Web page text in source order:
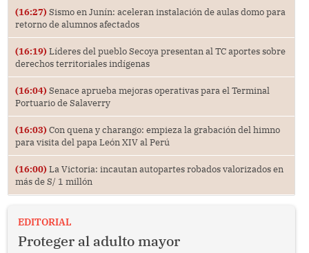
(16:27) Sismo en Junín: aceleran instalación de aulas domo para
retorno de alumnos afectados
(16:19) Líderes del pueblo Secoya presentan al TC aportes sobre
derechos territoriales indígenas
(16:04) Senace aprueba mejoras operativas para el Terminal
Portuario de Salaverry
(16:03) Con quena y charango: empieza la grabación del himno
para visita del papa León XIV al Perú
(16:00) La Victoria: incautan autopartes robados valorizados en
más de S/ 1 millón
EDITORIAL
Proteger al adulto mayor